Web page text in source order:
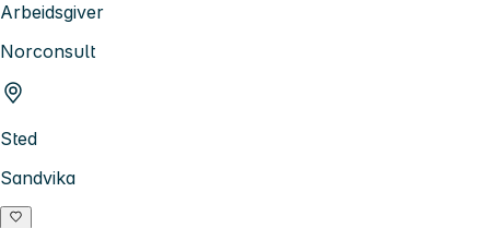
Arbeidsgiver
Norconsult
Sted
Sandvika